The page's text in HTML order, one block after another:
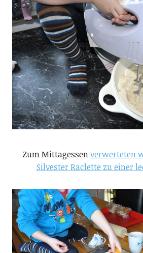
Zum Mittagessenverwerteten
Silvester Raclette zu einer